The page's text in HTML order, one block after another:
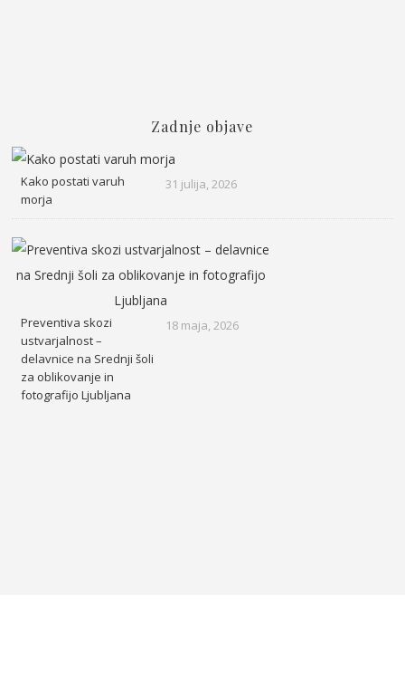
Zadnje objave
Kako postati varuh
morja
31 julija, 2026
Preventiva skozi
ustvarjalnost –
delavnice na Srednji šoli
za oblikovanje in
fotografijo Ljubljana
18 maja, 2026